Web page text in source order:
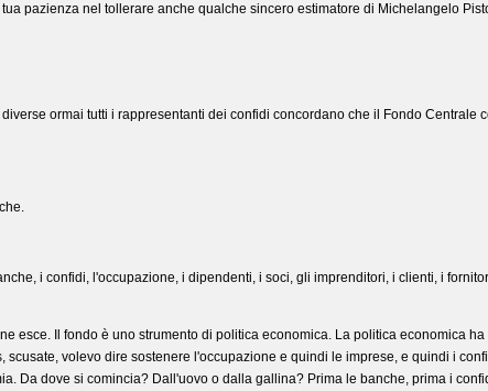
pazienza nel tollerare anche qualche sincero estimatore di Michelangelo
ormai tutti i rappresentanti dei confidi concordano che il Fondo Centrale
i confidi, l'occupazione, i dipendenti, i soci, gli imprenditori, i clienti, i
esce. Il fondo è uno strumento di politica economica. La politica economica
volevo dire sostenere l'occupazione e quindi le imprese, e quindi i
Da dove si comincia? Dall'uovo o dalla gallina? Prima le banche, prima i